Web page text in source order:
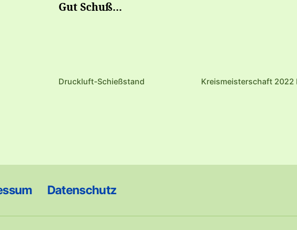
Gut Schuß…
Druckluft-Schießstand Kreismeisterschaft 2022
Datenschutz